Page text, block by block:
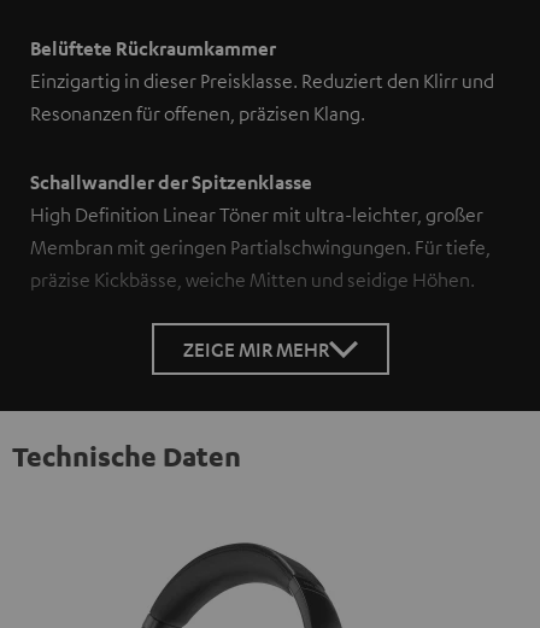
Belüftete Rückraumkammer
Einzigartig in dieser Preisklasse. Reduziert den Klirr und
Resonanzen für offenen, präzisen Klang.
Schallwandler der Spitzenklasse
High Definition Linear Töner mit ultra-leichter, großer
Membran mit geringen Partialschwingungen. Für tiefe,
präzise Kickbässe, weiche Mitten und seidige Höhen.
ZEIGE MIR MEHR
Technische Daten